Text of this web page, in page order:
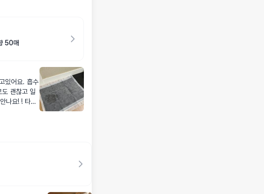
50매
있어요. 흡수
괜찮고 일
나요! ! 타사